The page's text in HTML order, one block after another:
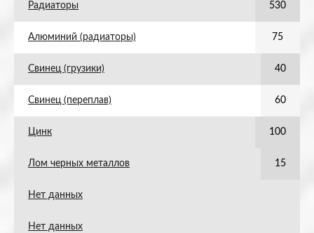
Радиаторы 530
Алюминий (радиаторы) 75
Свинец (грузики) 40
Свинец (переплав) 60
Цинк 100
Лом черных металлов 15
Нет данных
Нет данных